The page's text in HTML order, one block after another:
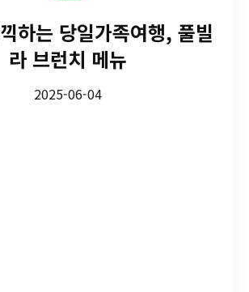
하는 당일가족여행, 풀빌
라 브런치 메뉴
2025-06-04